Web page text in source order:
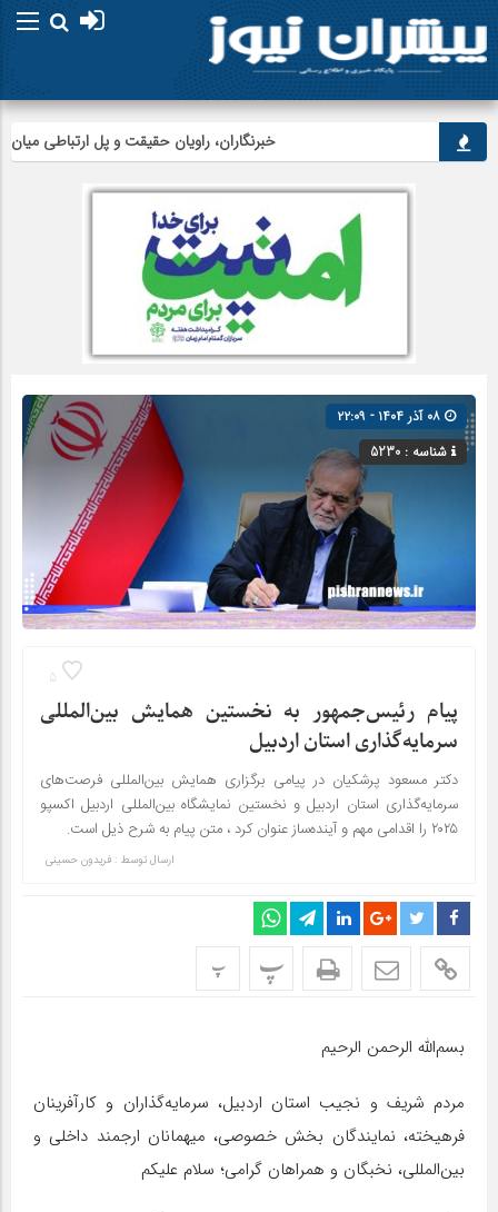
خبرنگاران، راویان حقیقت و پل ارتباطی میان
شناسه : 5230
5
پیام رئیس‌جمهور به نخستین همایش بین‌المللی
سرمایه‌گذاری استان اردبیل
دکتر مسعود پرشکیان در پیامی برگزاری همایش بین‌المللی فرصت‌های
سرمایه‌گذاری استان اردبیل و نخستین نمایشگاه بین‌المللی اردبیل اکسپو
۲۰۲۵ را اقدامی مهم و آینده‌ساز عنوان کرد ، متن پیام به شرح ذیل است.
ارسال توسط : فریدون حسینی
پ پ
بسم‌الله الرحمن الرحیم
مردم شریف و نجیب استان اردبیل، سرمایه‌گذاران و کارآفرینان
فرهیخته، نمایندگان بخش خصوصی، میهمانان ارجمند داخلی و
بین‌المللی، نخبگان و همراهان گرامی؛ سلام علیکم